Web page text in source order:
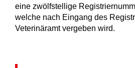
eine zwölfstellige
welche nach Eingang des
Veterinäramt vergeben wird.